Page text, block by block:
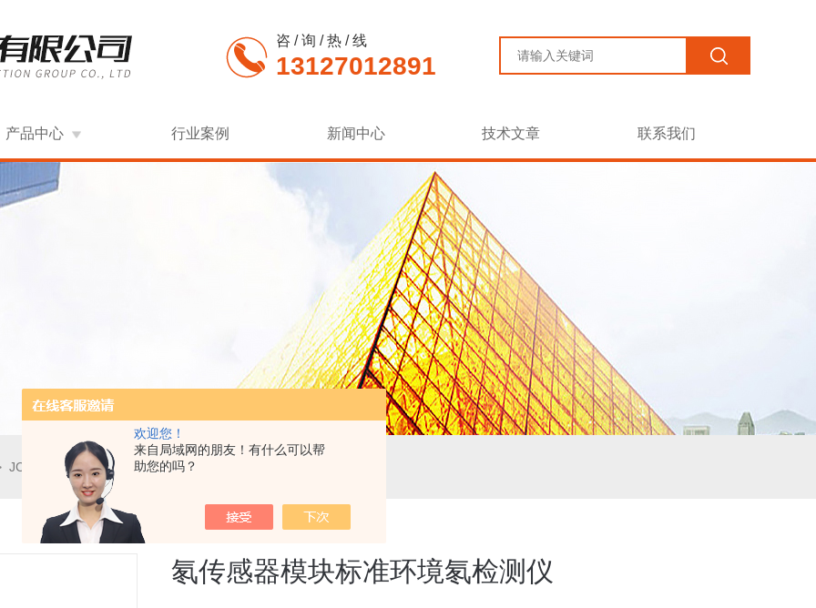
欢迎您！
来自局域网的朋友！有什么可以帮
助您的吗？
咨 / 询 / 热 / 线
13127012891
产品中心 行业案例 新闻中心 技术文章 联系我们
DMK氡传感器模块标准环境氡检测仪
氡传感器模块标准环境氡检测仪